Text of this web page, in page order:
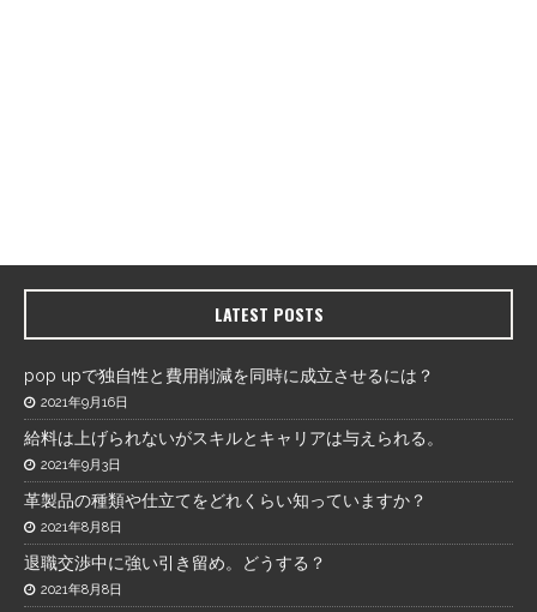
LATEST POSTS
pop upで独自性と費用削減を同時に成立させるには？
2021年9月16日
給料は上げられないがスキルとキャリアは与えられる。
2021年9月3日
革製品の種類や仕立てをどれくらい知っていますか？
2021年8月8日
退職交渉中に強い引き留め。どうする？
2021年8月8日